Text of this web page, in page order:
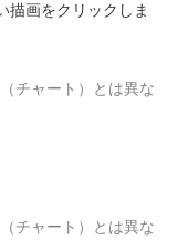
描画をクリックしま
チャート）とは異な
チャート）とは異な